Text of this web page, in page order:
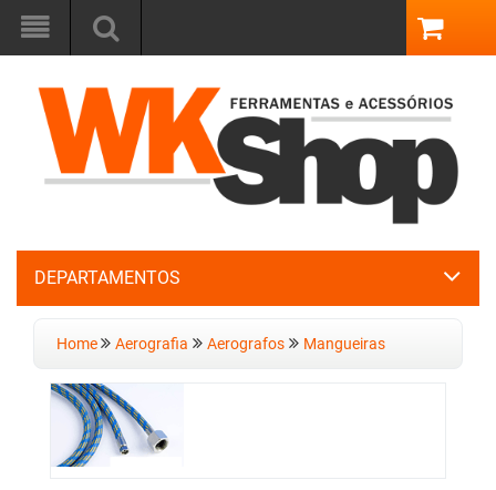
DEPARTAMENTOS
Home Aerografia Aerografos Mangueiras